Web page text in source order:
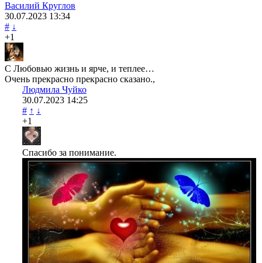
Василий Круглов
30.07.2023 13:34
# ↓
+1
С Любовью жизнь и ярче, и теплее…
Очень прекрасно прекрасно сказано.,
Людмила Чуйко
30.07.2023 14:25
# ↑ ↓
+1
Спасибо за понимание.